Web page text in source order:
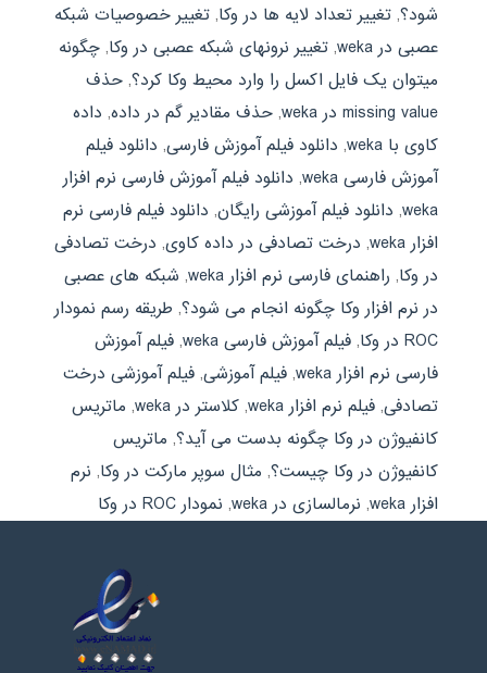
شود؟, تغییر تعداد لایه ها در وکا, تغییر خصوصیات شبکه
عصبی در weka
, تغییر نرونهای شبکه عصبی در وکا, چگونه
میتوان یک فایل اکسل را وارد محیط وکا کرد؟, حذف
missing value در weka
, حذف مقادیر گم در داده, داده
کاوی با weka
, دانلود فیلم آموزش فارسی, دانلود فیلم
آموزش فارسی weka
, دانلود فیلم آموزش فارسی نرم افزار
weka
, دانلود فیلم آموزشی رایگان, دانلود فیلم فارسی نرم
افزار weka
, درخت تصادفی در داده کاوی, درخت تصادفی
در وکا, راهنمای فارسی نرم افزار weka , شبکه های عصبی
در نرم افزار وکا چگونه انجام می شود؟, طریقه رسم نمودار
ROC در وکا
, فیلم آموزش فارسی weka , فیلم آموزش
فارسی نرم افزار weka
, فیلم آموزشی, فیلم آموزشی درخت
تصادفی, فیلم نرم افزار weka , کلاستر در weka , ماتریس
کانفیوژن در وکا چگونه بدست می آید؟, ماتریس
کانفیوژن در وکا چیست؟, مثال سوپر مارکت در وکا, نرم
افزار weka
, نرمالسازی در weka , نمودار ROC در وکا